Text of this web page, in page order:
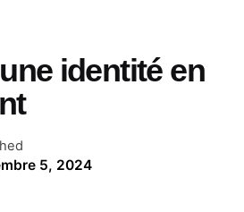
identité en
5, 2024